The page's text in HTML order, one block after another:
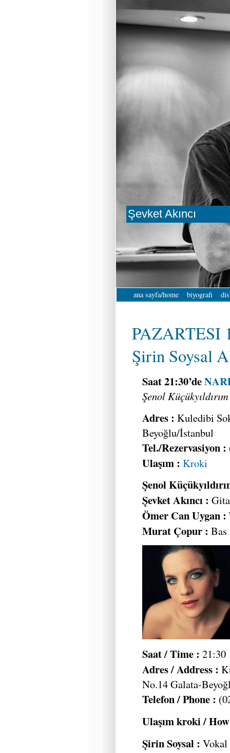
Şevket Akıncı
ana sayfa/home biyografi
PAZARTESI
Şirin Soysal
Saat 21:30’de
Şenol
Adres : Kuledibi
Beyoğlu/İstanbul
Tel./Rezervasiyon :
Ulaşım : Kroki
Şenol
Şevket Akıncı :
Ömer Can Uygan :
Murat Çopur : Bas
Saat / Time : 21:30
Adres / Address :
No.14 Galata-
Telefon / Phone :
Ulaşım kroki /
Şirin Soysal :